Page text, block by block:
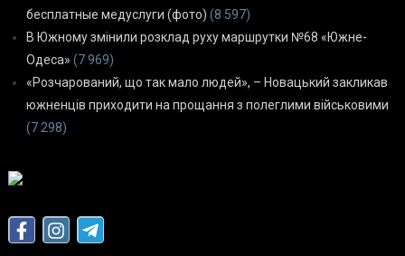
бесплатные медуслуги (фото) (8 597)
В Южному змінили розклад руху маршрутки №68 «Южне-
Одеса» (7 969)
«Розчарований, що так мало людей», – Новацький закликав
южненців приходити на прощання з полеглими військовими
(7 298)